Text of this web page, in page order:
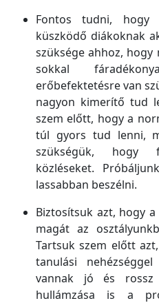
Fontos tudni, hogy
küszködő diákoknak
szüksége ahhoz, hogy
sokkal
erőbefektetésre van
nagyon kimerítő tud
szem előtt, hogy a
túl gyors tud lenni,
szükségük, hogy
közléseket.
lassabban beszélni.
Biztosítsuk azt, hogy
magát az
Tartsuk szem előtt
tanulási
vannak jó és rossz
hullámzása is a